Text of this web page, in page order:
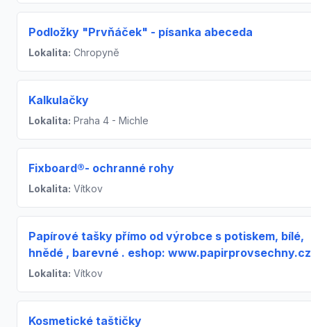
Podložky "Prvňáček" - písanka abeceda
Lokalita: Chropyně
Kalkulačky
Lokalita: Praha 4 - Michle
Fixboard®- ochranné rohy
Lokalita: Vítkov
Papírové tašky přímo od výrobce s potiskem, bílé,
hnědé , barevné . eshop: www.papirprovsechny.cz
Lokalita: Vítkov
Kosmetické taštičky